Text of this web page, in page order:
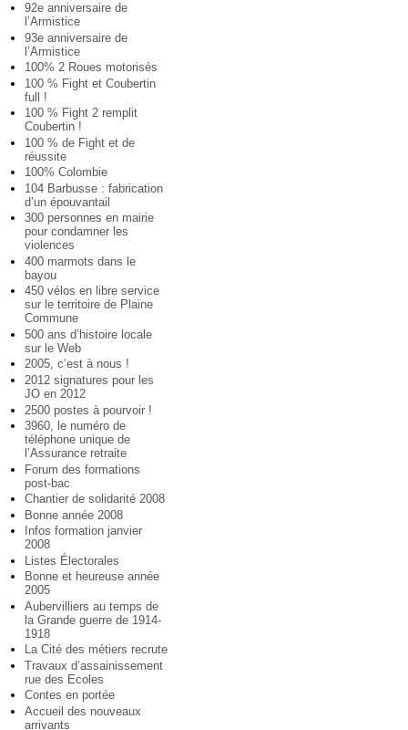
92e anniversaire de
l’Armistice
93e anniversaire de
l’Armistice
100% 2 Roues motorisés
100 % Fight et Coubertin
full !
100 % Fight 2 remplit
Coubertin !
100 % de Fight et de
réussite
100% Colombie
104 Barbusse : fabrication
d’un épouvantail
300 personnes en mairie
pour condamner les
violences
400 marmots dans le
bayou
450 vélos en libre service
sur le territoire de Plaine
Commune
500 ans d’histoire locale
sur le Web
2005, c’est à nous !
2012 signatures pour les
JO en 2012
2500 postes à pourvoir !
3960, le numéro de
téléphone unique de
l’Assurance retraite
Forum des formations
post-bac
Chantier de solidarité 2008
Bonne année 2008
Infos formation janvier
2008
Listes Électorales
Bonne et heureuse année
2005
Aubervilliers au temps de
la Grande guerre de 1914-
1918
La Cité des métiers recrute
Travaux d’assainissement
rue des Ecoles
Contes en portée
Accueil des nouveaux
arrivants